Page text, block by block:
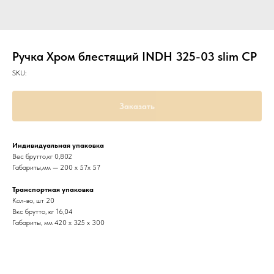
Ручка Хром блестящий INDH 325-03 slim CP
SKU:
Заказать
Индивидуальная упаковка
Вес брутто,кг 0,802
Габариты,мм — 200 х 57х 57
Транспортная упаковка
Кол-во, шт 20
Вкс брутто, кг 16,04
Габариты, мм 420 х 325 х 300